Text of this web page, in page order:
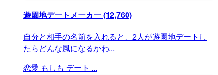
遊園地デートメーカー(12,760)
自分と相手の名前を入れると、2人が遊園地デートし
たらどんな風になるかわ...
恋愛 もしも デート ...